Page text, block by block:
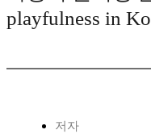
playfulness in
저자